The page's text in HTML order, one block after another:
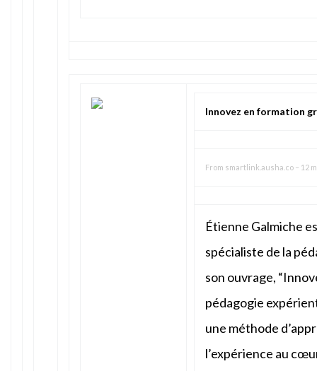
Innovez en formation
From smartlink.ausha.co – 12
Étienne Galmiche
spécialiste de la
son ouvrage,
pédagogie
une méthode
l’expérience au